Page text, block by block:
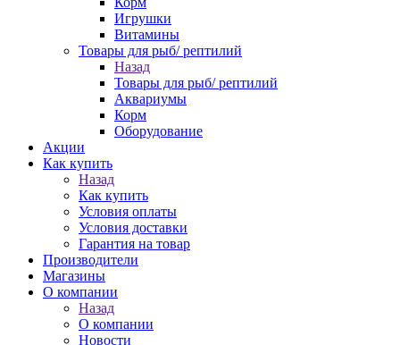
Игрушки
Витамины
Товары для рыб/ рептилий
Назад
Товары для рыб/ рептилий
Аквариумы
Корм
Оборудование
Акции
Как купить
Назад
Как купить
Условия оплаты
Условия доставки
Гарантия на товар
Производители
Магазины
О компании
Назад
О компании
Новости